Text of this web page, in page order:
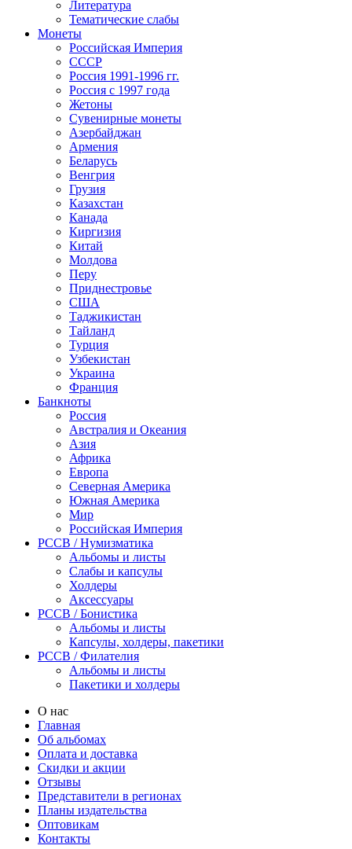
Литература
Тематические слабы
Монеты
Российская Империя
СССР
Россия 1991-1996 гг.
Россия с 1997 года
Жетоны
Сувенирные монеты
Азербайджан
Армения
Беларусь
Венгрия
Грузия
Казахстан
Канада
Киргизия
Китай
Молдова
Перу
Приднестровье
США
Таджикистан
Тайланд
Турция
Узбекистан
Украина
Франция
Банкноты
Россия
Австралия и Океания
Азия
Африка
Европа
Северная Америка
Южная Америка
Мир
Российская Империя
PCCB / Нумизматика
Альбомы и листы
Слабы и капсулы
Холдеры
Аксессуары
PCCB / Бонистика
Альбомы и листы
Капсулы, холдеры, пакетики
PCCB / Филателия
Альбомы и листы
Пакетики и холдеры
О нас
Главная
Об альбомах
Оплата и доставка
Скидки и акции
Отзывы
Представители в регионах
Планы издательства
Оптовикам
Контакты